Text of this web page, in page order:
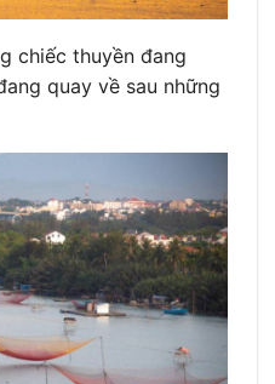
chiếc thuyền đang
quay về sau những